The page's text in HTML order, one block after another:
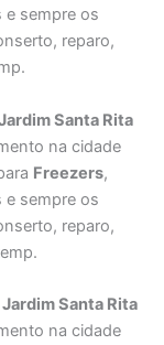
e sempre os
reparo,
Santa Rita
na cidade
Freezers,
e sempre os
reparo,
Santa Rita
na cidade